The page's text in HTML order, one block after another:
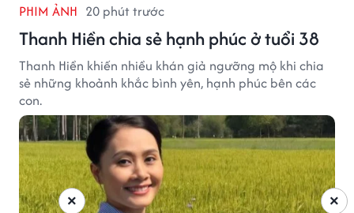
PHIM ẢNH 20 phút trước
Thanh Hiền chia sẻ hạnh phúc ở tuổi 38
Thanh Hiền khiến nhiều khán giả ngưỡng mộ khi chia
sẻ những khoảnh khắc bình yên, hạnh phúc bên các
con.
×
×